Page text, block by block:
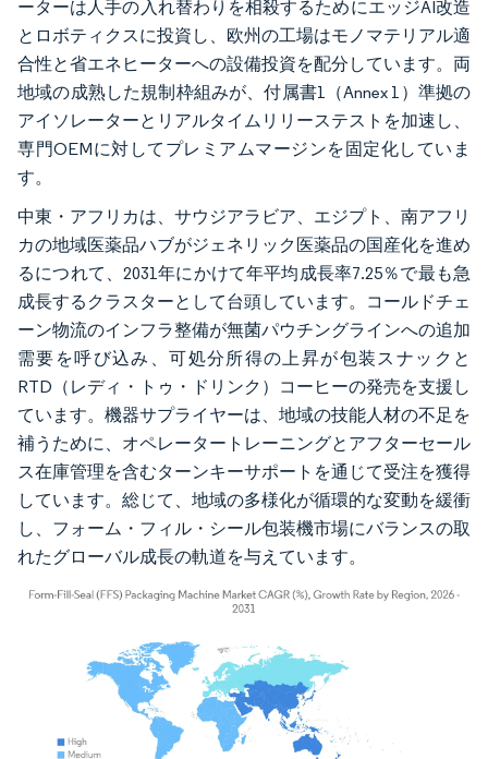
ーターは人手の入れ替わりを相殺するためにエッジAI改造
とロボティクスに投資し、欧州の工場はモノマテリアル適
合性と省エネヒーターへの設備投資を配分しています。両
地域の成熟した規制枠組みが、付属書1（Annex 1）準拠の
アイソレーターとリアルタイムリリーステストを加速し、
専門OEMに対してプレミアムマージンを固定化していま
す。
中東・アフリカは、サウジアラビア、エジプト、南アフリ
カの地域医薬品ハブがジェネリック医薬品の国産化を進め
るにつれて、2031年にかけて年平均成長率7.25％で最も急
成長するクラスターとして台頭しています。コールドチェ
ーン物流のインフラ整備が無菌パウチングラインへの追加
需要を呼び込み、可処分所得の上昇が包装スナックと
RTD（レディ・トゥ・ドリンク）コーヒーの発売を支援し
ています。機器サプライヤーは、地域の技能人材の不足を
補うために、オペレータートレーニングとアフターセール
ス在庫管理を含むターンキーサポートを通じて受注を獲得
しています。総じて、地域の多様化が循環的な変動を緩衝
し、フォーム・フィル・シール包装機市場にバランスの取
れたグローバル成長の軌道を与えています。